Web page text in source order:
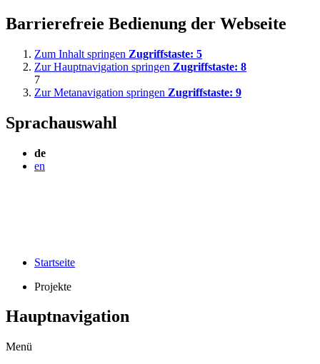
Barrierefreie Bedienung der Webseite
Zum Inhalt springen Zugriffstaste: 5
Zur Hauptnavigation springen Zugriffstaste: 8
7
Zur Metanavigation springen Zugriffstaste: 9
Sprachauswahl
de
en
Startseite
Projekte
Hauptnavigation
Menü